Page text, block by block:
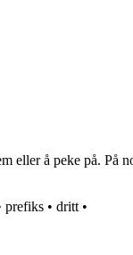
eller å peke på.
prefiks • dritt •